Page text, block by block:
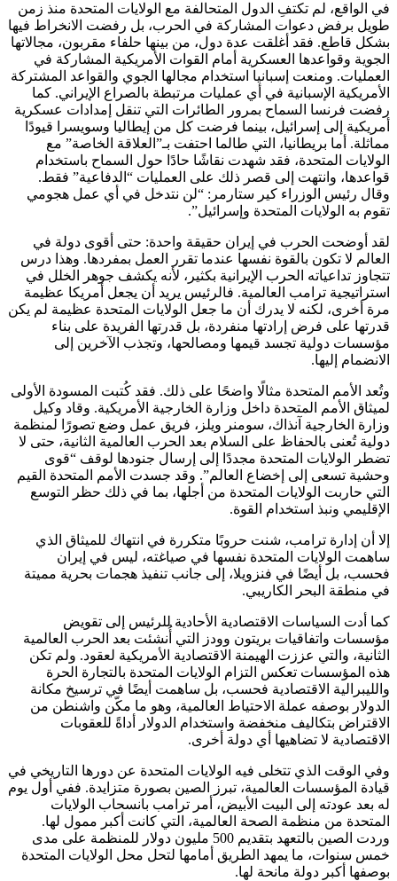
في الواقع، لم تكتفِ الدول المتحالفة مع الولايات المتحدة منذ زمن
طويل برفض دعوات المشاركة في الحرب، بل رفضت الانخراط فيها
بشكل قاطع. فقد أغلقت عدة دول، من بينها حلفاء مقربون، مجالاتها
الجوية وقواعدها العسكرية أمام القوات الأمريكية المشاركة في
العمليات. ومنعت إسبانيا استخدام مجالها الجوي والقواعد المشتركة
الأمريكية الإسبانية في أي عمليات مرتبطة بالصراع الإيراني. كما
رفضت فرنسا السماح بمرور الطائرات التي تنقل إمدادات عسكرية
أمريكية إلى إسرائيل، بينما فرضت كل من إيطاليا وسويسرا قيودًا
مماثلة. أما بريطانيا، التي طالما احتفت بـ”العلاقة الخاصة” مع
الولايات المتحدة، فقد شهدت نقاشًا حادًا حول السماح باستخدام
قواعدها، وانتهت إلى قصر ذلك على العمليات “الدفاعية” فقط.
وقال رئيس الوزراء كير ستارمر: “لن نتدخل في أي عمل هجومي
تقوم به الولايات المتحدة وإسرائيل”.
لقد أوضحت الحرب في إيران حقيقة واحدة: حتى أقوى دولة في
العالم لا تكون بالقوة نفسها عندما تقرر العمل بمفردها. وهذا درس
تتجاوز تداعياته الحرب الإيرانية بكثير، لأنه يكشف جوهر الخلل في
استراتيجية ترامب العالمية. فالرئيس يريد أن يجعل أمريكا عظيمة
مرة أخرى، لكنه لا يدرك أن ما جعل الولايات المتحدة عظيمة لم يكن
قدرتها على فرض إرادتها منفردة، بل قدرتها الفريدة على بناء
مؤسسات دولية تجسد قيمها ومصالحها، وتجذب الآخرين إلى
الانضمام إليها.
وتُعد الأمم المتحدة مثالًا واضحًا على ذلك. فقد كُتبت المسودة الأولى
لميثاق الأمم المتحدة داخل وزارة الخارجية الأمريكية. وقاد وكيل
وزارة الخارجية آنذاك، سومنر ويلز، فريق عمل وضع تصورًا لمنظمة
دولية تُعنى بالحفاظ على السلام بعد الحرب العالمية الثانية، حتى لا
تضطر الولايات المتحدة مجددًا إلى إرسال جنودها لوقف “قوى
وحشية تسعى إلى إخضاع العالم”. وقد جسدت الأمم المتحدة القيم
التي حاربت الولايات المتحدة من أجلها، بما في ذلك حظر التوسع
الإقليمي ونبذ استخدام القوة.
إلا أن إدارة ترامب، شنت حروبًا متكررة في انتهاك للميثاق الذي
ساهمت الولايات المتحدة نفسها في صياغته، ليس في إيران
فحسب، بل أيضًا في فنزويلا، إلى جانب تنفيذ هجمات بحرية مميتة
في منطقة البحر الكاريبي.
كما أدت السياسات الاقتصادية الأحادية للرئيس إلى تقويض
مؤسسات واتفاقيات بريتون وودز التي أُنشئت بعد الحرب العالمية
الثانية، والتي عززت الهيمنة الاقتصادية الأمريكية لعقود. ولم تكن
هذه المؤسسات تعكس التزام الولايات المتحدة بالتجارة الحرة
والليبرالية الاقتصادية فحسب، بل ساهمت أيضًا في ترسيخ مكانة
الدولار بوصفه عملة الاحتياط العالمية، وهو ما مكّن واشنطن من
الاقتراض بتكاليف منخفضة واستخدام الدولار أداةً للعقوبات
الاقتصادية لا تضاهيها أي دولة أخرى.
وفي الوقت الذي تتخلى فيه الولايات المتحدة عن دورها التاريخي في
قيادة المؤسسات العالمية، تبرز الصين بصورة متزايدة. ففي أول يوم
له بعد عودته إلى البيت الأبيض، أمر ترامب بانسحاب الولايات
المتحدة من منظمة الصحة العالمية، التي كانت أكبر ممول لها.
وردت الصين بالتعهد بتقديم 500 مليون دولار للمنظمة على مدى
خمس سنوات، ما يمهد الطريق أمامها لتحل محل الولايات المتحدة
بوصفها أكبر دولة مانحة لها.